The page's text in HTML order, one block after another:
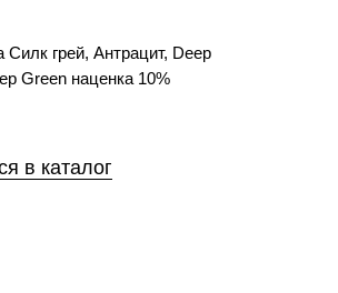
в каталог
Силк грей, Антрацит, Deep
Green наценка 10%